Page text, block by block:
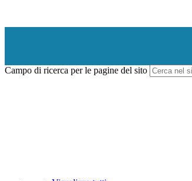
Campo di ricerca per le pagine del sito